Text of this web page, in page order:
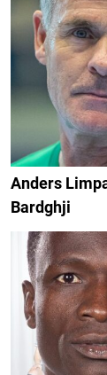
Anders
Bardghji